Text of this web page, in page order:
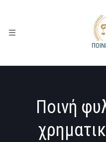
Ποινή